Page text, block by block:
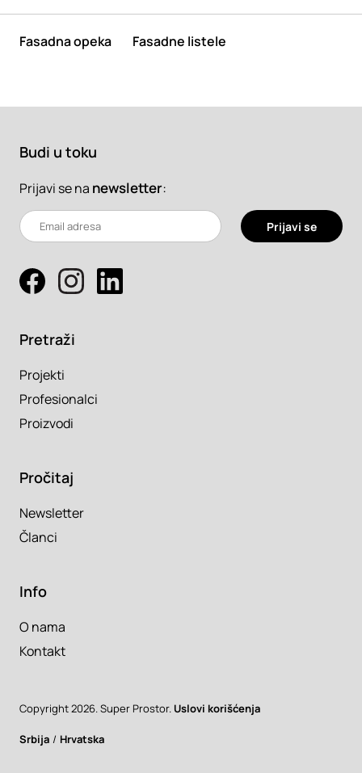
Fasadna opeka Fasadne listele
Budi u toku
Prijavi se na newsletter:
Prijavi se
Pretraži
Projekti
Profesionalci
Proizvodi
Pročitaj
Newsletter
Članci
Info
O nama
Kontakt
Copyright 2026. Super Prostor. Uslovi korišćenja
Srbija / Hrvatska